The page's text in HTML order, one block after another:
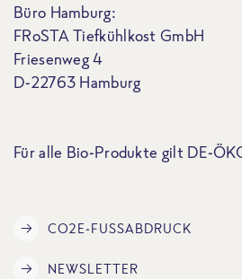
Büro Hamburg:
FRoSTA Tiefkühlkost GmbH
Friesenweg 4
D-22763 Hamburg
Für alle Bio-Produkte gilt DE-
CO2E-FUSSABDRUCK
NEWSLETTER